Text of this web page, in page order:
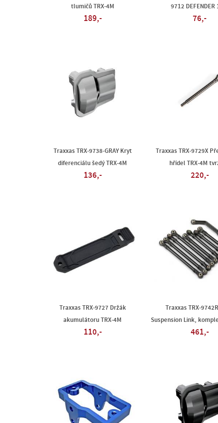
tlumičů TRX-4M
189,-
9712 DEFENDER
76,-
Traxxas TRX-9738-GRAY Kryt
diferenciálu šedý TRX-4M
136,-
Traxxas TRX-9729X
hřídel TRX-4M
220,-
Traxxas TRX-9727 Držák
akumulátoru TRX-4M
110,-
Traxxas TRX-
Suspension Link,
461,-